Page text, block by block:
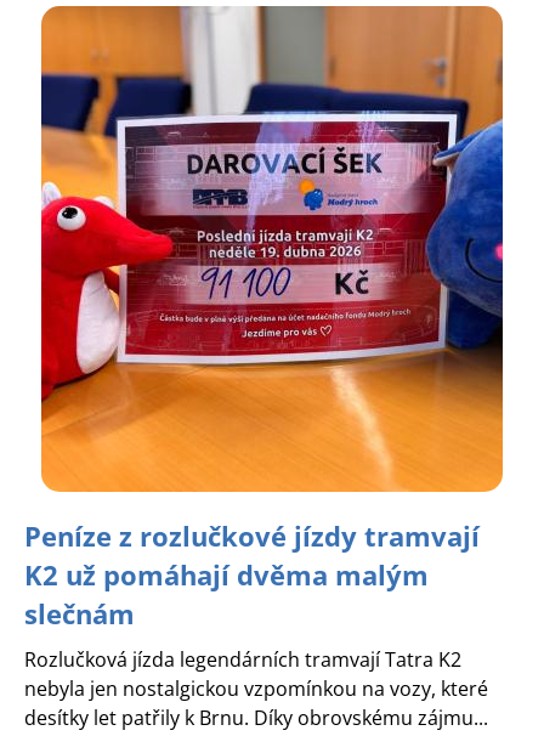
Peníze z rozlučkové jízdy tramvají
K2 už pomáhají dvěma malým
slečnám
Rozlučková jízda legendárních tramvají Tatra K2
nebyla jen nostalgickou vzpomínkou na vozy, které
desítky let patřily k Brnu. Díky obrovskému zájmu...